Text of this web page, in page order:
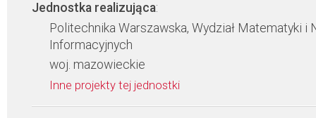
Jednostka realizująca:
Politechnika Warszawska, Wydział Matematyki i
Informacyjnych
woj. mazowieckie
Inne projekty tej jednostki